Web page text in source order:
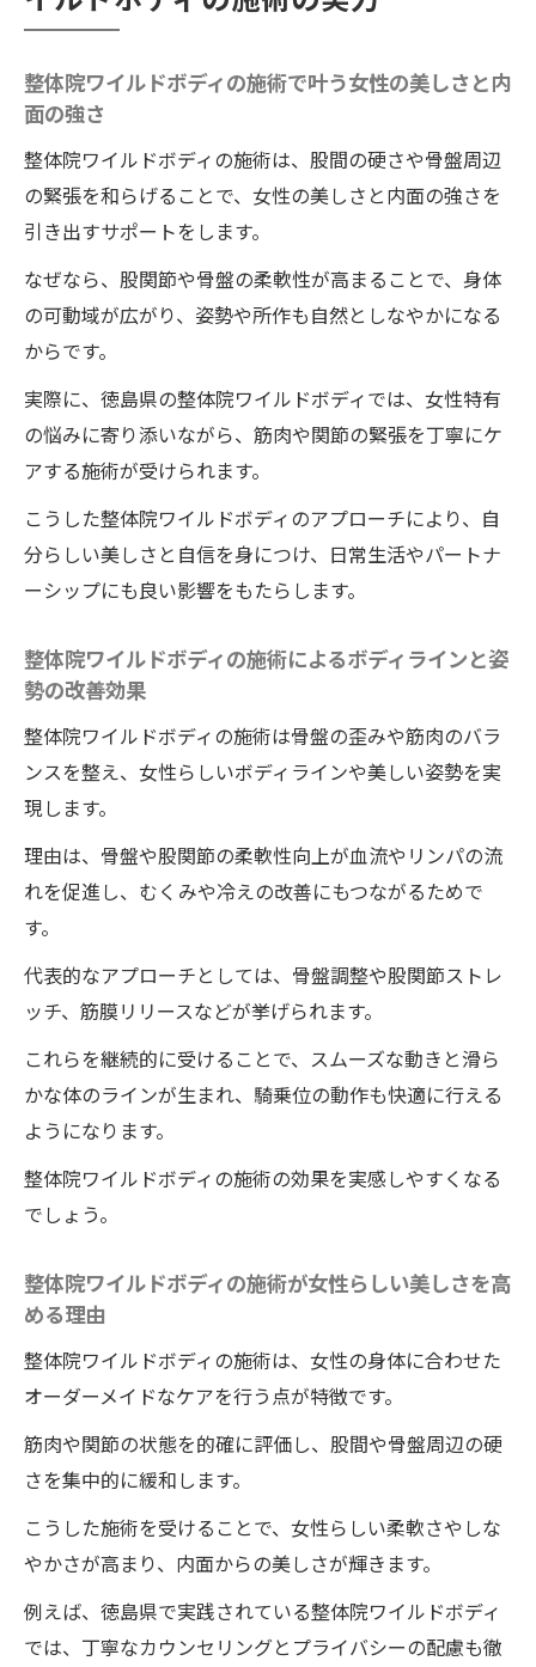
整体院ワイルドボディの施術で叶う女性の美しさと内
面の強さ
整体院ワイルドボディの施術は、股間の硬さや骨盤周辺
の緊張を和らげることで、女性の美しさと内面の強さを
引き出すサポートをします。
なぜなら、股関節や骨盤の柔軟性が高まることで、身体
の可動域が広がり、姿勢や所作も自然としなやかになる
からです。
実際に、徳島県の整体院ワイルドボディでは、女性特有
の悩みに寄り添いながら、筋肉や関節の緊張を丁寧にケ
アする施術が受けられます。
こうした整体院ワイルドボディのアプローチにより、自
分らしい美しさと自信を身につけ、日常生活やパートナ
ーシップにも良い影響をもたらします。
整体院ワイルドボディの施術によるボディラインと姿
勢の改善効果
整体院ワイルドボディの施術は骨盤の歪みや筋肉のバラ
ンスを整え、女性らしいボディラインや美しい姿勢を実
現します。
理由は、骨盤や股関節の柔軟性向上が血流やリンパの流
れを促進し、むくみや冷えの改善にもつながるためで
す。
代表的なアプローチとしては、骨盤調整や股関節ストレ
ッチ、筋膜リリースなどが挙げられます。
これらを継続的に受けることで、スムーズな動きと滑ら
かな体のラインが生まれ、騎乗位の動作も快適に行える
ようになります。
整体院ワイルドボディの施術の効果を実感しやすくなる
でしょう。
整体院ワイルドボディの施術が女性らしい美しさを高
める理由
整体院ワイルドボディの施術は、女性の身体に合わせた
オーダーメイドなケアを行う点が特徴です。
筋肉や関節の状態を的確に評価し、股間や骨盤周辺の硬
さを集中的に緩和します。
こうした施術を受けることで、女性らしい柔軟さやしな
やかさが高まり、内面からの美しさが輝きます。
例えば、徳島県で実践されている整体院ワイルドボディ
では、丁寧なカウンセリングとプライバシーの配慮も徹